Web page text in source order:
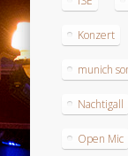
Konzert
munich
Nachtigall
Open Mic